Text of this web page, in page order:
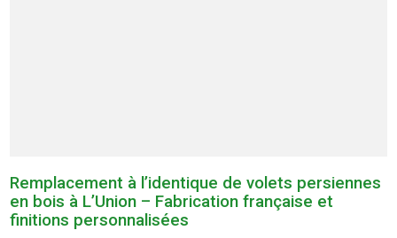
Remplacement à l’identique de volets persiennes
en bois à L’Union – Fabrication française et
finitions personnalisées